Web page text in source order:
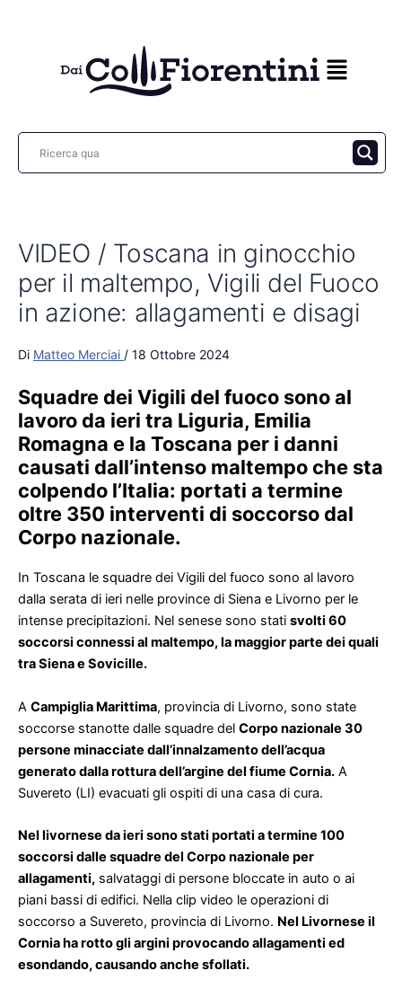
VIDEO / Toscana in ginocchio
per il maltempo, Vigili del Fuoco
in azione: allagamenti e disagi
Di Matteo Merciai / 18 Ottobre 2024
Squadre dei Vigili del fuoco sono al
lavoro da ieri tra Liguria, Emilia
Romagna e la Toscana per i danni
causati dall’intenso maltempo che sta
colpendo l’Italia: portati a termine
oltre 350 interventi di soccorso dal
Corpo nazionale.
In Toscana le squadre dei Vigili del fuoco sono al lavoro
dalla serata di ieri nelle province di Siena e Livorno per le
intense precipitazioni. Nel senese sono stati svolti 60
soccorsi connessi al maltempo, la maggior parte dei quali
tra Siena e Sovicille.
A Campiglia Marittima, provincia di Livorno, sono state
soccorse stanotte dalle squadre del Corpo nazionale 30
persone minacciate dall’innalzamento dell’acqua
generato dalla rottura dell’argine del fiume Cornia. A
Suvereto (LI) evacuati gli ospiti di una casa di cura.
Nel livornese da ieri sono stati portati a termine 100
soccorsi dalle squadre del Corpo nazionale per
allagamenti, salvataggi di persone bloccate in auto o ai
piani bassi di edifici. Nella clip video le operazioni di
soccorso a Suvereto, provincia di Livorno. Nel Livornese il
Cornia ha rotto gli argini provocando allagamenti ed
esondando, causando anche sfollati.